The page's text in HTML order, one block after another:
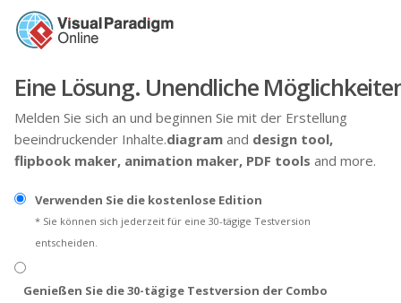
Eine Lösung. Unendliche
Melden Sie sich an und beginnen Sie mit der Erstellung
beeindruckender Inhalte.diagram and design tool,
flipbook maker, animation maker, PDF tools and more.
Verwenden Sie die kostenlose Edition
* Sie können sich jederzeit für eine 30-tägige Testversion
entscheiden.
Genießen Sie die 30-tägige Testversion der Combo